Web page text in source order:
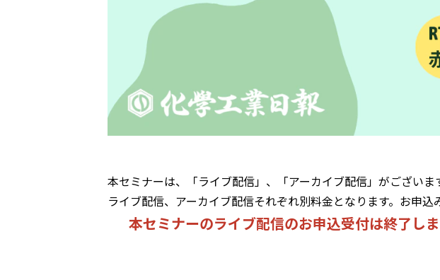
本セミナーは、「ライブ配信」、「アーカイブ配信」がございま
ライブ配信、アーカイブ配信それぞれ別料金となります。お申込
本セミナーのライブ配信のお申込受付は終了しま